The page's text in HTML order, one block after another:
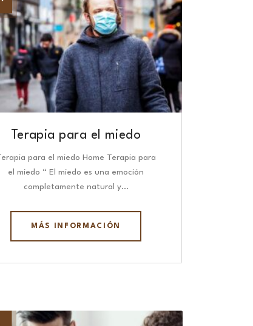
Terapia para el miedo
para el miedo Home Terapia para
el miedo “ El miedo es una emoción
completamente natural y…
MÁS INFORMACIÓN